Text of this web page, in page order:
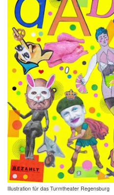
Illustration für das Turmtheater Regensburg